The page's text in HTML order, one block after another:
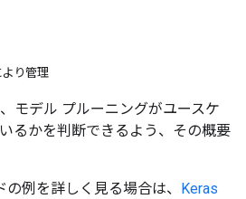
り管理
モデル プルーニングがユースケ
るかを判断できるよう、その概要
例を詳しく見る場合は、
Keras